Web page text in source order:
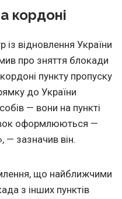
кордоні
із відновлення України
про зняття блокади
пункту пропуску
до України
— вони на пункті
оформлюються —
— зазначив він.
що найближчими
з інших пунктів